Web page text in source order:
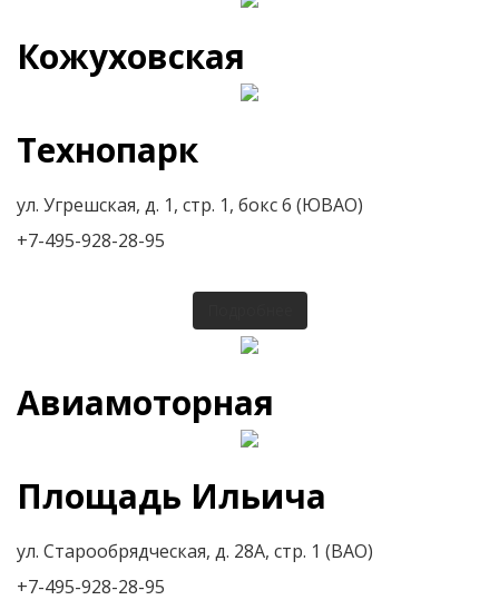
Кожуховская
Технопарк
ул. Угрешская, д. 1, стр. 1, бокс 6 (ЮВАО)
+7-495-928-28-95
Авиамоторная
Площадь Ильича
ул. Старообрядческая, д. 28А, стр. 1 (ВАО)
+7-495-928-28-95